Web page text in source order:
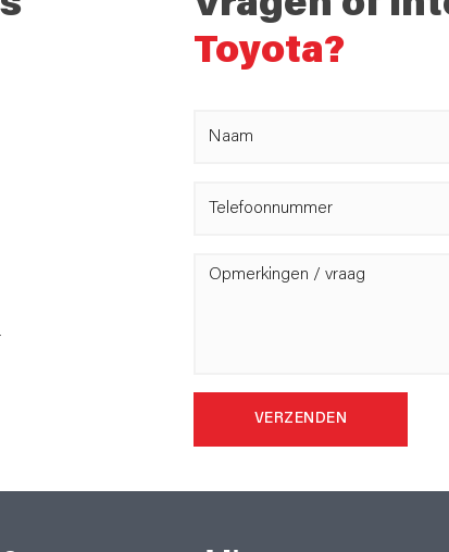
Toyota?
VERZENDEN